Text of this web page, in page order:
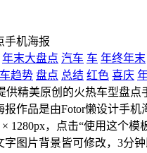
手机海报
年末大盘点 汽车 车 年终年末
趋势 盘点 总结 红色 喜庆
供精美原创的火热车型盘点
作品是由Fotor懒设计手机
× 1280px，点击“使用这个模
字图片背景皆可修改，3分